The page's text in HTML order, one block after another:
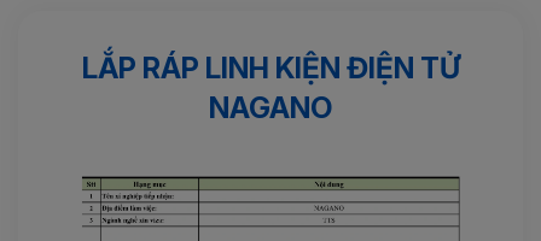
LẮP RÁP LINH KIỆN ĐIỆN TỬ
NAGANO